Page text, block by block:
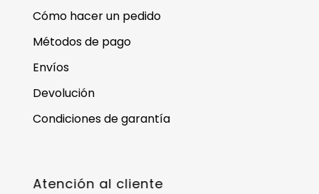
Cómo hacer un pedido
Métodos de pago
Envíos
Devolución
Condiciones de garantía
Atención al cliente